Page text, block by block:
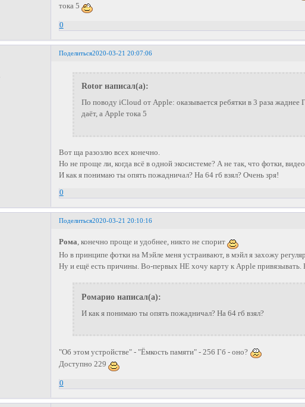
тока 5
0
Поделиться2020-03-21 20:07:06
Rotor написал(а):
По поводу iCloud от Apple: оказывается ребятки в 3 раза жаднее
даёт, а Apple тока 5
Вот ща разозлю всех конечно.
Но не проще ли, когда всё в одной экосистеме? А не так, что фотки,
И как я понимаю ты опять пожадничал? На 64 гб взял? Очень зря!
0
Поделиться2020-03-21 20:10:16
Рома , конечно проще и удобнее, никто не спорит
Но в принципе фотки на Мэйле меня устраивают, в мэйл я захожу
Ну и ещё есть причины. Во-первых НЕ хочу карту к Apple привязывать.
Ромарио написал(а):
И как я понимаю ты опять пожадничал? На 64 гб взял?
"Об этом устройстве" - "Ёмкость памяти" - 256 Гб - оно?
Доступно 229
0